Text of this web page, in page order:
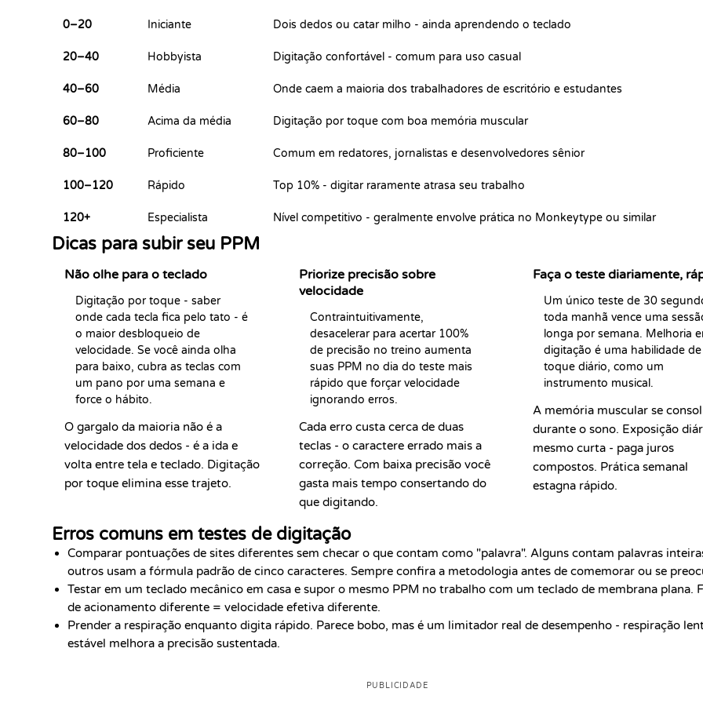
0–20 Iniciante Dois dedos ou catar milho - ainda aprendendo o teclado
20–40 Hobbyista Digitação confortável - comum para uso casual
40–60 Média Onde caem a maioria dos trabalhadores de escritório e estudantes
60–80 Acima da média Digitação por toque com boa memória muscular
80–100 Proficiente Comum em redatores, jornalistas e desenvolvedores sênior
100–120 Rápido Top 10% - digitar raramente atrasa seu trabalho
120+ Especialista Nível competitivo - geralmente envolve prática no Monkeytype ou similar
Dicas para subir seu PPM
Não olhe para o teclado
Digitação por toque - saber
onde cada tecla fica pelo tato - é
o maior desbloqueio de
velocidade. Se você ainda olha
para baixo, cubra as teclas com
um pano por uma semana e
force o hábito.
O gargalo da maioria não é a
velocidade dos dedos - é a ida e
volta entre tela e teclado. Digitação
por toque elimina esse trajeto.
Priorize precisão sobre
velocidade
Contraintuitivamente,
desacelerar para acertar 100%
de precisão no treino aumenta
suas PPM no dia do teste mais
rápido que forçar velocidade
ignorando erros.
Cada erro custa cerca de duas
teclas - o caractere errado mais a
correção. Com baixa precisão você
gasta mais tempo consertando do
que digitando.
Faça o teste diariamente,
Um único teste de 30
toda manhã vence uma
longa por semana. Melhoria
digitação é uma habilidade de
toque diário, como um
instrumento musical.
A memória muscular se
durante o sono. Exposição
mesmo curta - paga juros
compostos. Prática semanal
estagna rápido.
Erros comuns em testes de digitação
Comparar pontuações de sites diferentes sem checar o que contam como "palavra". Alguns contam palavras
outros usam a fórmula padrão de cinco caracteres. Sempre confira a metodologia antes de comemorar ou se
Testar em um teclado mecânico em casa e supor o mesmo PPM no trabalho com um teclado de membrana plana.
de acionamento diferente = velocidade efetiva diferente.
Prender a respiração enquanto digita rápido. Parece bobo, mas é um limitador real de desempenho - respiração
estável melhora a precisão sustentada.
PUBLICIDADE